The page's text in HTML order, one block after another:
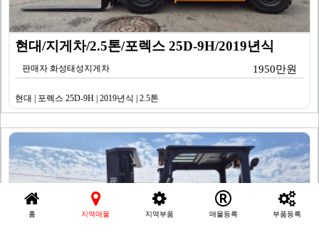
현대/지게차/2.5톤/포렉스 25D-9H/2019년식
판매자 화성태성지게차 1950만원
현대 | 포렉스 25D-9H | 2019년식 | 2.5톤
홈 지역매물 지역부품 매물등록 부품등록